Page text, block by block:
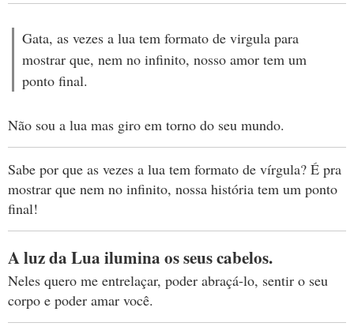
Gata, as vezes a lua tem formato de virgula para
mostrar que, nem no infinito, nosso amor tem um
ponto final.
Não sou a lua mas giro em torno do seu mundo.
Sabe por que as vezes a lua tem formato de vírgula? É pra
mostrar que nem no infinito, nossa história tem um ponto
final!
A luz da Lua ilumina os seus cabelos.
Neles quero me entrelaçar, poder abraçá-lo, sentir o seu
corpo e poder amar você.